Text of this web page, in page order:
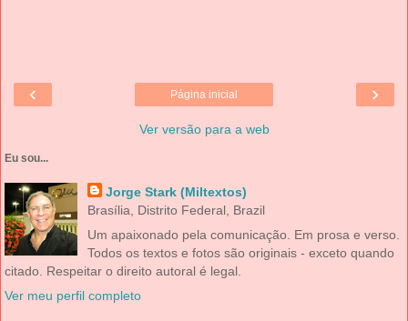
‹ ›
Página inicial
Ver versão para a web
Eu sou...
Jorge Stark (Miltextos)
Brasília, Distrito Federal, Brazil
Um apaixonado pela comunicação. Em prosa e verso.
Todos os textos e fotos são originais - exceto quando
citado. Respeitar o direito autoral é legal.
Ver meu perfil completo